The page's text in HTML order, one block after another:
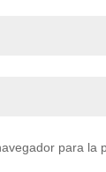
para la